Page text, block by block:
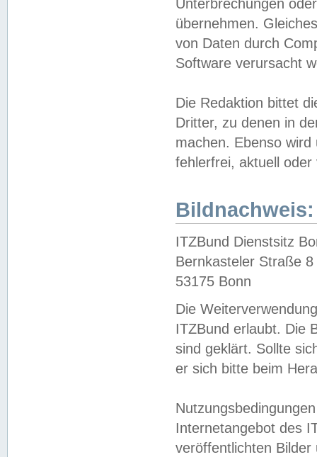
Unterbrechungen
übernehmen.
von Daten durch
Software verursacht
Die Redaktion bittet
Dritter, zu denen in
machen. Ebenso
fehlerfrei, aktuell oder
Bildnachweis:
ITZBund Dienstsitz
Bernkasteler Straße 8
53175 Bonn
Die
ITZBund erlaubt. Die
sind geklärt. Sollte
er sich bitte beim
Internetangebot des
veröffentlichten